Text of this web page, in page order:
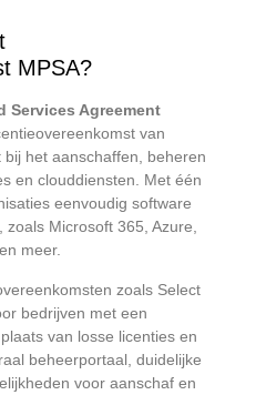
MPSA?
Services Agreement
van
het aanschaffen, beheren
en clouddiensten. Met één
eenvoudig software
Microsoft 365, Azure,
meer.
zoals Select
bedrijven met een
van losse licenties en
beheerportaal, duidelijke
voor aanschaf en